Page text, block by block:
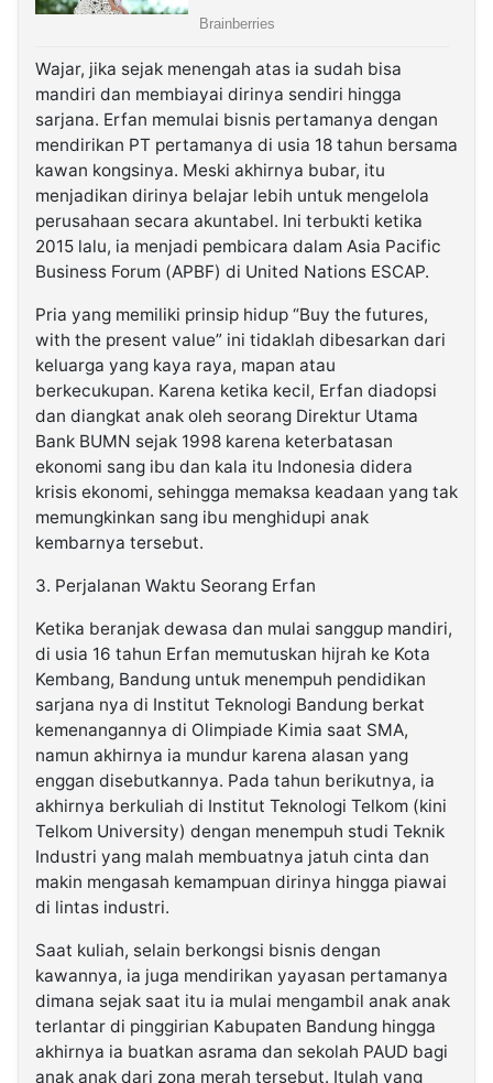
Wajar, jika sejak menengah atas ia sudah bisa
mandiri dan membiayai dirinya sendiri hingga
sarjana. Erfan memulai bisnis pertamanya dengan
mendirikan PT pertamanya di usia 18 tahun bersama
kawan kongsinya. Meski akhirnya bubar, itu
menjadikan dirinya belajar lebih untuk mengelola
perusahaan secara akuntabel. Ini terbukti ketika
2015 lalu, ia menjadi pembicara dalam Asia Pacific
Business Forum (APBF) di United Nations ESCAP.
Pria yang memiliki prinsip hidup “Buy the futures,
with the present value” ini tidaklah dibesarkan dari
keluarga yang kaya raya, mapan atau
berkecukupan. Karena ketika kecil, Erfan diadopsi
dan diangkat anak oleh seorang Direktur Utama
Bank BUMN sejak 1998 karena keterbatasan
ekonomi sang ibu dan kala itu Indonesia didera
krisis ekonomi, sehingga memaksa keadaan yang tak
memungkinkan sang ibu menghidupi anak
kembarnya tersebut.
3. Perjalanan Waktu Seorang Erfan
Ketika beranjak dewasa dan mulai sanggup mandiri,
di usia 16 tahun Erfan memutuskan hijrah ke Kota
Kembang, Bandung untuk menempuh pendidikan
sarjana nya di Institut Teknologi Bandung berkat
kemenangannya di Olimpiade Kimia saat SMA,
namun akhirnya ia mundur karena alasan yang
enggan disebutkannya. Pada tahun berikutnya, ia
akhirnya berkuliah di Institut Teknologi Telkom (kini
Telkom University) dengan menempuh studi Teknik
Industri yang malah membuatnya jatuh cinta dan
makin mengasah kemampuan dirinya hingga piawai
di lintas industri.
Saat kuliah, selain berkongsi bisnis dengan
kawannya, ia juga mendirikan yayasan pertamanya
dimana sejak saat itu ia mulai mengambil anak anak
terlantar di pinggirian Kabupaten Bandung hingga
akhirnya ia buatkan asrama dan sekolah PAUD bagi
anak anak dari zona merah tersebut. Itulah yang